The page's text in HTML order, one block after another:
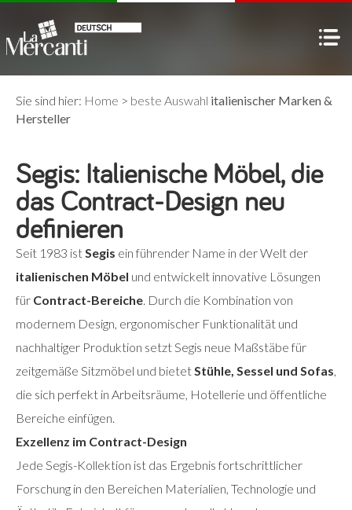
Sie sind hier: Home > beste Auswahl italienischer Marken &
Hersteller
Segis: Italienische Möbel, die
das Contract-Design neu
definieren
Seit 1983 istSegis ein führender Name in der Welt der
italienischen Möbel und entwickelt innovative Lösungen
für Contract-Bereiche. Durch die Kombination von
modernem Design, ergonomischer Funktionalität und
nachhaltiger Produktion setzt Segis neue Maßstäbe für
zeitgemäße Sitzmöbel und bietetStühle, Sessel und Sofas,
die sich perfekt in Arbeitsräume, Hotellerie und öffentliche
Bereiche einfügen.
Exzellenz im Contract-Design
Jede Segis-Kollektion ist das Ergebnis fortschrittlicher
Forschung in den Bereichen Materialien, Technologie und